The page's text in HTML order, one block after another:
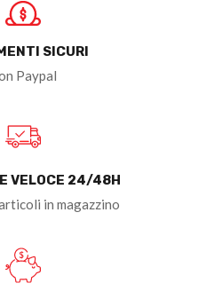
SICURI
Paypal
VELOCE 24/48H
in magazzino